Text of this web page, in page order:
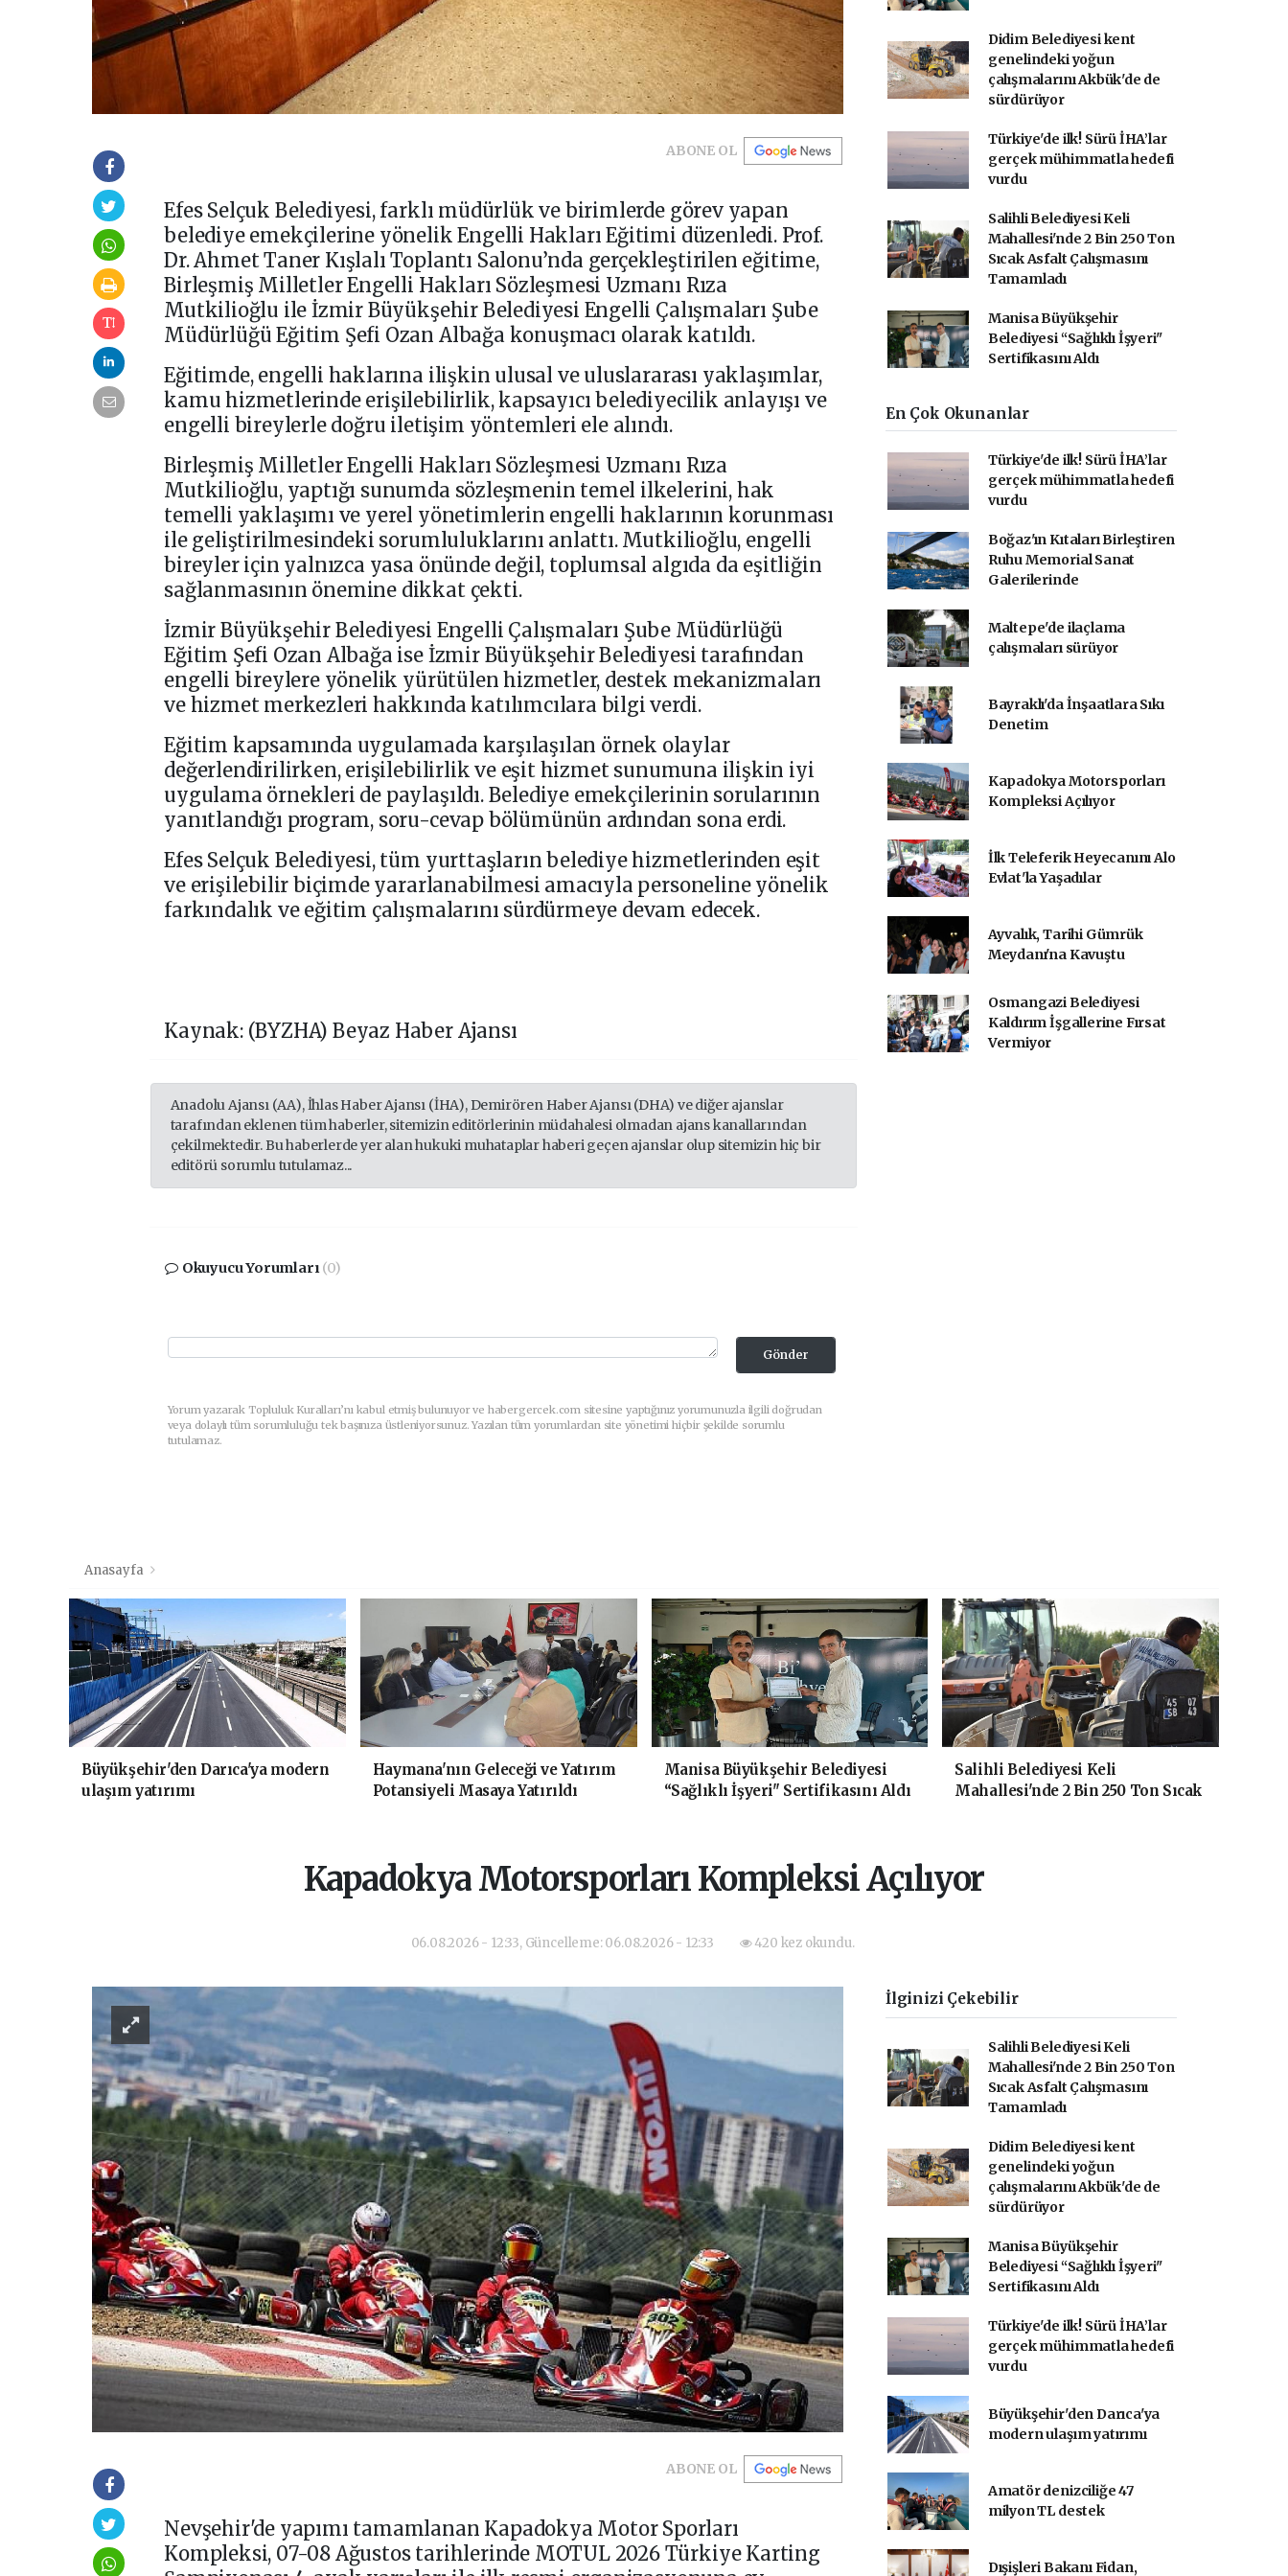
ABONE OL
Efes Selçuk Belediyesi, farklı müdürlük ve birimlerde görev yapan
belediye emekçilerine yönelik Engelli Hakları Eğitimi düzenledi. Prof.
Dr. Ahmet Taner Kışlalı Toplantı Salonu’nda gerçekleştirilen eğitime,
Birleşmiş Milletler Engelli Hakları Sözleşmesi Uzmanı Rıza
Mutkilioğlu ile İzmir Büyükşehir Belediyesi Engelli Çalışmaları Şube
Müdürlüğü Eğitim Şefi Ozan Albağa konuşmacı olarak katıldı.
Eğitimde, engelli haklarına ilişkin ulusal ve uluslararası yaklaşımlar,
kamu hizmetlerinde erişilebilirlik, kapsayıcı belediyecilik anlayışı ve
engelli bireylerle doğru iletişim yöntemleri ele alındı.
Birleşmiş Milletler Engelli Hakları Sözleşmesi Uzmanı Rıza
Mutkilioğlu, yaptığı sunumda sözleşmenin temel ilkelerini, hak
temelli yaklaşımı ve yerel yönetimlerin engelli haklarının korunması
ile geliştirilmesindeki sorumluluklarını anlattı. Mutkilioğlu, engelli
bireyler için yalnızca yasa önünde değil, toplumsal algıda da eşitliğin
sağlanmasının önemine dikkat çekti.
İzmir Büyükşehir Belediyesi Engelli Çalışmaları Şube Müdürlüğü
Eğitim Şefi Ozan Albağa ise İzmir Büyükşehir Belediyesi tarafından
engelli bireylere yönelik yürütülen hizmetler, destek mekanizmaları
ve hizmet merkezleri hakkında katılımcılara bilgi verdi.
Eğitim kapsamında uygulamada karşılaşılan örnek olaylar
değerlendirilirken, erişilebilirlik ve eşit hizmet sunumuna ilişkin iyi
uygulama örnekleri de paylaşıldı. Belediye emekçilerinin sorularının
yanıtlandığı program, soru-cevap bölümünün ardından sona erdi.
Efes Selçuk Belediyesi, tüm yurttaşların belediye hizmetlerinden eşit
ve erişilebilir biçimde yararlanabilmesi amacıyla personeline yönelik
farkındalık ve eğitim çalışmalarını sürdürmeye devam edecek.
Kaynak: (BYZHA) Beyaz Haber Ajansı
Anadolu Ajansı (AA), İhlas Haber Ajansı (İHA), Demirören Haber Ajansı (DHA) ve diğer ajanslar
tarafından eklenen tüm haberler, sitemizin editörlerinin müdahalesi olmadan ajans kanallarından
çekilmektedir. Bu haberlerde yer alan hukuki muhataplar haberi geçen ajanslar olup sitemizin hiç bir
editörü sorumlu tutulamaz...
Okuyucu Yorumları(0)
Gönder
Yorum yazarak Topluluk Kuralları’nı kabul etmiş bulunuyor ve habergercek.com sitesine yaptığınız yorumunuzla ilgili doğrudan
veya dolaylı tüm sorumluluğu tek başınıza üstleniyorsunuz. Yazılan tüm yorumlardan site yönetimi hiçbir şekilde sorumlu
tutulamaz.
Didim Belediyesi kent
genelindeki yoğun
çalışmalarını Akbük'de de
sürdürüyor
Türkiye'de ilk! Sürü İHA’lar
gerçek mühimmatla hedefi
vurdu
Salihli Belediyesi Keli
Mahallesi'nde 2 Bin 250 Ton
Sıcak Asfalt Çalışmasını
Tamamladı
Manisa Büyükşehir
Belediyesi “Sağlıklı İşyeri"
Sertifikasını Aldı
En Çok Okunanlar
Türkiye'de ilk! Sürü İHA’lar
gerçek mühimmatla hedefi
vurdu
Boğaz'ın Kıtaları Birleştiren
Ruhu Memorial Sanat
Galerilerinde
Maltepe'de ilaçlama
çalışmaları sürüyor
Bayraklı'da İnşaatlara Sıkı
Denetim
Kapadokya Motorsporları
Kompleksi Açılıyor
İlk Teleferik Heyecanını Alo
Evlat'la Yaşadılar
Ayvalık, Tarihi Gümrük
Meydanı'na Kavuştu
Osmangazi Belediyesi
Kaldırım İşgallerine Fırsat
Vermiyor
Anasayfa
Büyükşehir'den Darıca'ya modern
ulaşım yatırımı
Haymana'nın Geleceği ve Yatırım
Potansiyeli Masaya Yatırıldı
Manisa Büyükşehir Belediyesi
“Sağlıklı İşyeri" Sertifikasını Aldı
Salihli Belediyesi Keli
Mahallesi'nde 2 Bin 250 Ton Sıcak
Kapadokya Motorsporları Kompleksi Açılıyor
06.08.2026 - 12:33, Güncelleme: 06.08.2026 - 12:33 420 kez okundu.
ABONE OL
Nevşehir'de yapımı tamamlanan Kapadokya Motor Sporları
Kompleksi, 07-08 Ağustos tarihlerinde MOTUL 2026 Türkiye Karting
İlginizi Çekebilir
Salihli Belediyesi Keli
Mahallesi'nde 2 Bin 250 Ton
Sıcak Asfalt Çalışmasını
Tamamladı
Didim Belediyesi kent
genelindeki yoğun
çalışmalarını Akbük'de de
sürdürüyor
Manisa Büyükşehir
Belediyesi “Sağlıklı İşyeri"
Sertifikasını Aldı
Türkiye'de ilk! Sürü İHA’lar
gerçek mühimmatla hedefi
vurdu
Büyükşehir'den Darıca'ya
modern ulaşım yatırımı
Amatör denizciliğe 47
milyon TL destek
Dışişleri Bakanı Fidan,